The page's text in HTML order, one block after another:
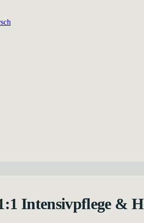
Intensivpflege &